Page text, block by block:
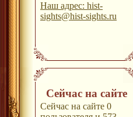
Наш адрес: hist-
sights@hist-sights.ru
Сейчас на сайте
Сейчас на сайте 0